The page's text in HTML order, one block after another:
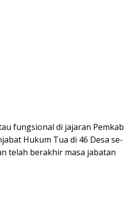
fungsional di jajaran Pemkab
Hukum Tua di 46 Desa se-
telah berakhir masa jabatan